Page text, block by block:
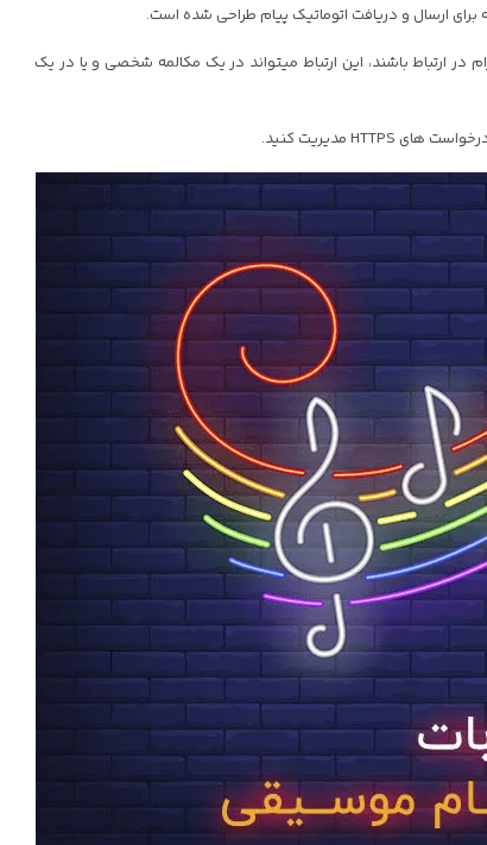
ارسال و دریافت اتوماتیک پیام طراحی شده است.
در ارتباط باشند، این ارتباط میتواند در یک مکالمه شخصی و یا در یک